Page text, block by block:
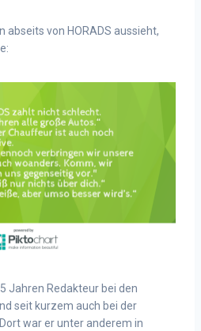
abseits von HORADS aussieht,
Jahren Redakteur bei den
seit kurzem auch bei der
war er unter anderem in